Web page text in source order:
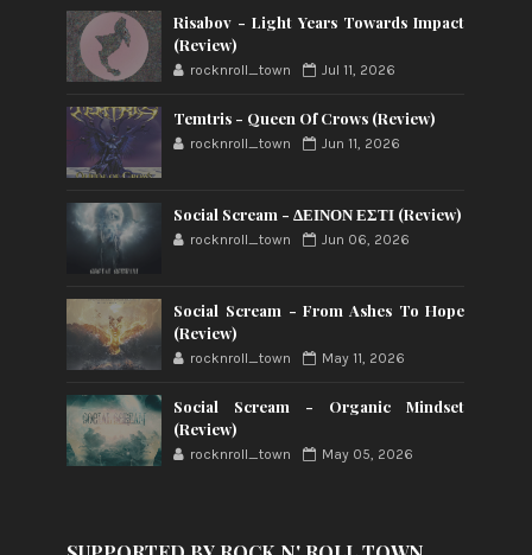
Risabov - Light Years Towards Impact
(Review)
rocknroll_town Jul 11, 2026
Temtris - Queen Of Crows (Review)
rocknroll_town Jun 11, 2026
Social Scream - ΔΕΙΝΟΝ ΕΣΤΙ (Review)
rocknroll_town Jun 06, 2026
Social Scream - From Ashes To Hope
(Review)
rocknroll_town May 11, 2026
Social Scream - Organic Mindset
(Review)
rocknroll_town May 05, 2026